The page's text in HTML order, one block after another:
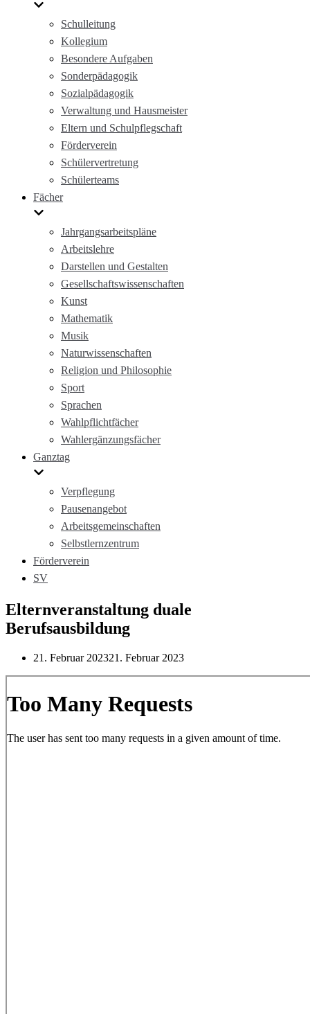
Schulleitung
Kollegium
Besondere Aufgaben
Sonderpädagogik
Sozialpädagogik
Verwaltung und Hausmeister
Eltern und Schulpflegschaft
Förderverein
Schülervertretung
Schülerteams
Fächer
Jahrgangsarbeitspläne
Arbeitslehre
Darstellen und Gestalten
Gesellschaftswissenschaften
Kunst
Mathematik
Musik
Naturwissenschaften
Religion und Philosophie
Sport
Sprachen
Wahlpflichtfächer
Wahlergänzungsfächer
Ganztag
Verpflegung
Pausenangebot
Arbeitsgemeinschaften
Selbstlernzentrum
Förderverein
SV
Elternveranstaltung duale
Berufsausbildung
21. Februar 202321. Februar 2023